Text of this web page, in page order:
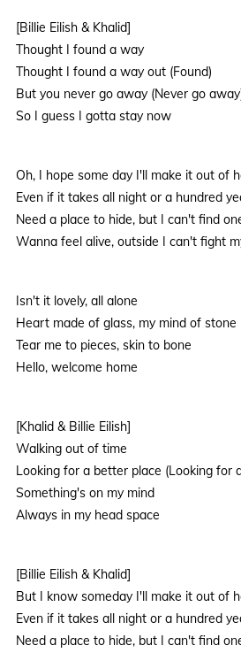
[Billie Eilish & Khalid]
Thought I found a way
Thought I found a way out (Found)
But you never go away (Never go
So I guess I gotta stay now
Oh, I hope some day I'll make it out of
Even if it takes all night or a hundred
Need a place to hide, but I can't find
Wanna feel alive, outside I can't fight
Isn't it lovely, all alone
Heart made of glass, my mind of stone
Tear me to pieces, skin to bone
Hello, welcome home
[Khalid & Billie Eilish]
Walking out of time
Looking for a better place (Looking for
Something's on my mind
Always in my head space
[Billie Eilish & Khalid]
But I know someday I'll make it out of
Even if it takes all night or a hundred
Need a place to hide, but I can't find